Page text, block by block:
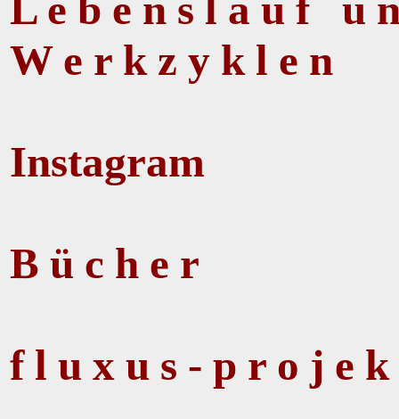
W e r k z y k l e n
Instagram
B ü c h e r
f l u x u s - p r o j e k